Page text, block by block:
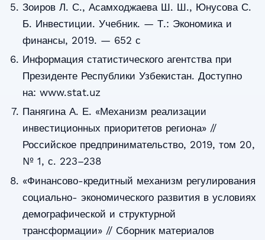
Зоиров Л. С., Асамходжаева Ш. Ш., Юнусова С.
Б. Инвестиции. Учебник. — Т.: Экономика и
финансы, 2019. — 652 с
Информация статистического агентства при
Президенте Республики Узбекистан. Доступно
на: www.stat.uz
Панягина А. Е. «Механизм реализации
инвестиционных приоритетов региона» //
Российское предпринимательство, 2019, том 20,
№ 1, с. 223–238
«Финансово-кредитный механизм регулирования
социально- экономического развития в условиях
демографической и структурной
трансформации» // Сборник материалов